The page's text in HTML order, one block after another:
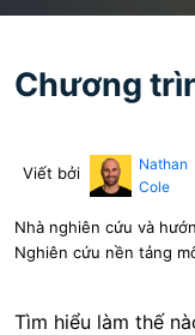
Chương
Viết bởi
Nathan
Cole
Nhà nghiên cứu và
Nghiên cứu nền tảng
Tìm hiểu làm thế